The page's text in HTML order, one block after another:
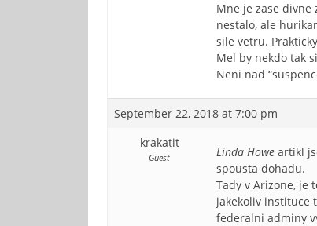
Mne je zase divne
nestalo, ale
sile vetru.
Mel by nekdo tak
Neni nad
September 22, 2018 at 7:00 pm
krakatit
Guest Linda Howe artikl
spousta dohadu.
Tady v Arizone, je
jakekoliv instituce
federalni adminy